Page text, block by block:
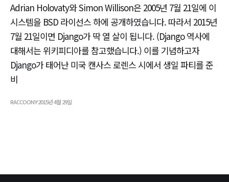
Adrian Holovaty와 Simon Willison은 2005년 7월 21일에 이
시스템을 BSD 라이선스 하에 공개하였습니다. 따라서 2015년
7월 21일이면 Django가 딱 열 살이 됩니다. (Django 역사에
대해서는 위키피디아를 참고했습니다.) 이를 기념하고자
Django가 태어난 미국 캔사스 로렌스 시에서 생일 파티를 준
비
RACCOONY2015년 4월 29일